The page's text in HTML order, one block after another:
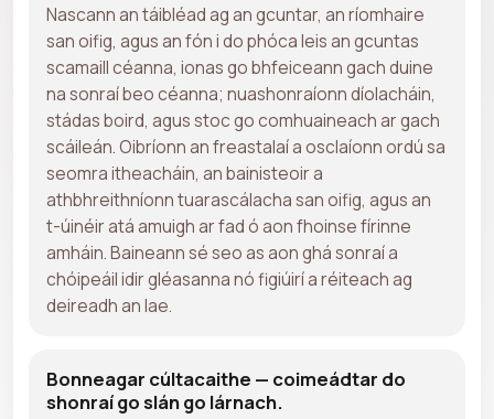
Nascann an táibléad ag an gcuntar, an ríomhaire
san oifig, agus an fón i do phóca leis an gcuntas
scamaill céanna, ionas go bhfeiceann gach duine
na sonraí beo céanna; nuashonraíonn díolacháin,
stádas boird, agus stoc go comhuaineach ar gach
scáileán. Oibríonn an freastalaí a osclaíonn ordú sa
seomra itheacháin, an bainisteoir a
athbhreithníonn tuarascálacha san oifig, agus an
t-úinéir atá amuigh ar fad ó aon fhoinse fírinne
amháin. Baineann sé seo as aon ghá sonraí a
chóipeáil idir gléasanna nó figiúirí a réiteach ag
deireadh an lae.
Bonneagar cúltacaithe — coimeádtar do
shonraí go slán go lárnach.